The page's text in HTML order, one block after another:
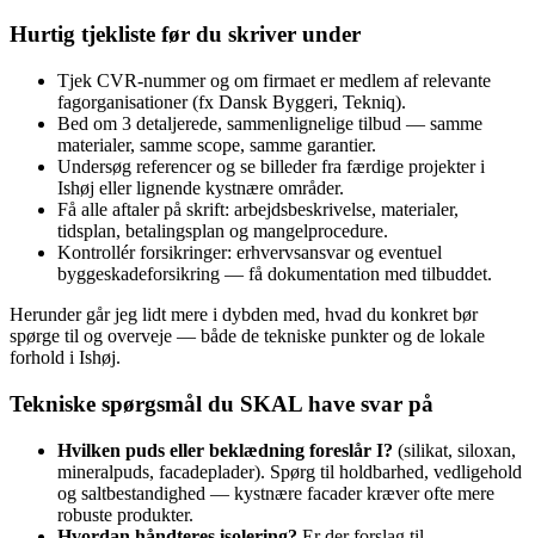
Hurtig tjekliste før du skriver under
Tjek CVR‑nummer og om firmaet er medlem af relevante
fagorganisationer (fx Dansk Byggeri, Tekniq).
Bed om 3 detaljerede, sammenlignelige tilbud — samme
materialer, samme scope, samme garantier.
Undersøg referencer og se billeder fra færdige projekter i
Ishøj eller lignende kystnære områder.
Få alle aftaler på skrift: arbejdsbeskrivelse, materialer,
tidsplan, betalingsplan og mangelprocedure.
Kontrollér forsikringer: erhvervsansvar og eventuel
byggeskadeforsikring — få dokumentation med tilbuddet.
Herunder går jeg lidt mere i dybden med, hvad du konkret bør
spørge til og overveje — både de tekniske punkter og de lokale
forhold i Ishøj.
Tekniske spørgsmål du SKAL have svar på
Hvilken puds eller beklædning foreslår I? (silikat, siloxan,
mineralpuds, facadeplader). Spørg til holdbarhed, vedligehold
og saltbestandighed — kystnære facader kræver ofte mere
robuste produkter.